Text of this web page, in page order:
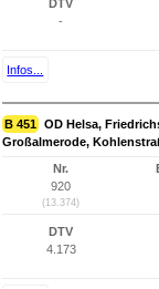
DTV
-
Infos...
B 451 OD Helsa,
Großalmerode,
Nr.
920
(13.374)
DTV
4.173